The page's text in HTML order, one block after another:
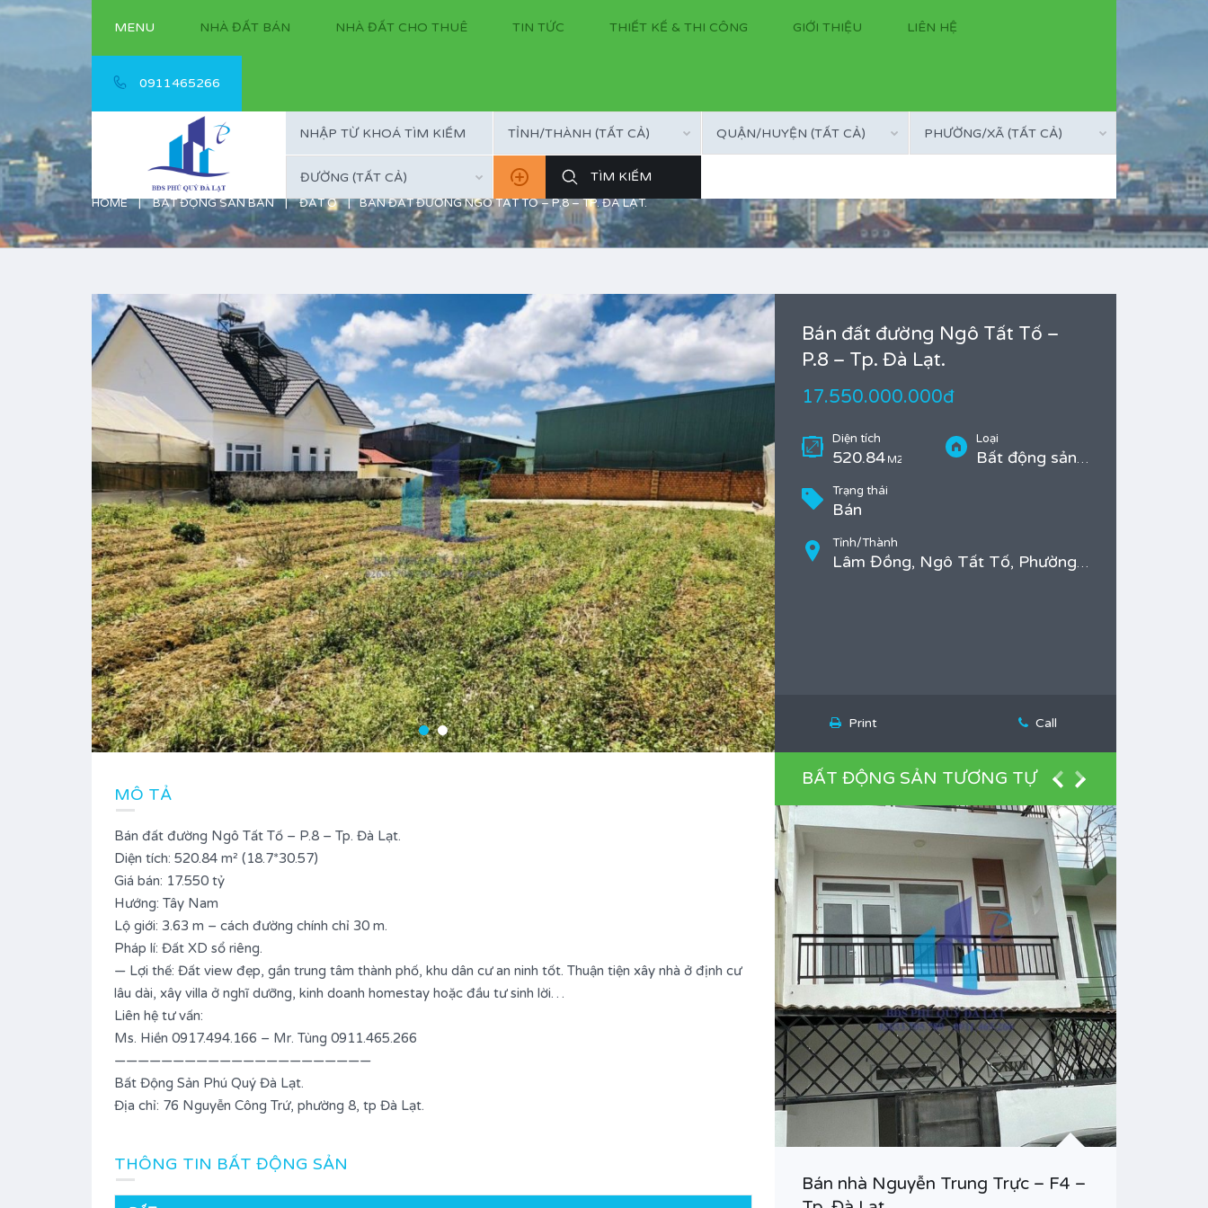
MENU NHÀ ĐẤT BÁN NHÀ ĐẤT CHO THUÊ TIN TỨC THIẾT KẾ & THI CÔNG GIỚI THIỆU LIÊN HỆ
0911465266
TỈNH/THÀNH (TẤT CẢ) QUẬN/HUYỆN (TẤT CẢ) PHƯỜNG/XÃ (TẤT CẢ)
ĐƯỜNG (TẤT CẢ)
HOME BẤT ĐỘNG SẢN BÁN ĐẤT Ở BÁN ĐẤT ĐƯỜNG NGÔ TẤT TỐ – P.8 – TP. ĐÀ LẠT.
Bán đất đường Ngô Tất Tố –
P.8 – Tp. Đà Lạt.
17.550.000.000đ
Diện tích
520.84 M2
Loại
Bất động sản Bán, Đất ở
Trạng thái
Bán
Tỉnh/Thành
Lâm Đồng, Ngô Tất Tố, Phường 8, TP. Đà Lạt
Print Call
MÔ TẢ
Bán đất đường Ngô Tất Tố – P.8 – Tp. Đà Lạt.
Diện tích: 520.84 m² (18.7*30.57)
Giá bán: 17.550 tỷ
Hướng: Tây Nam
Lộ giới: 3.63 m – cách đường chính chỉ 30 m.
Pháp lí: Đất XD sổ riêng.
— Lợi thế: Đất view đẹp, gần trung tâm thành phố, khu dân cư an ninh tốt. Thuận tiện xây nhà ở định cư
lâu dài, xây villa ở nghĩ dưỡng, kinh doanh homestay hoặc đầu tư sinh lời…
Liên hệ tư vấn:
Ms. Hiền 0917.494.166 – Mr. Tùng 0911.465.266
——————————————————————
Bất Động Sản Phú Quý Đà Lạt.
Địa chỉ: 76 Nguyễn Công Trứ, phường 8, tp Đà Lạt.
THÔNG TIN BẤT ĐỘNG SẢN
BẤT ĐỘNG SẢN TƯƠNG TỰ
Bán nhà đường Nguyễn Công Trứ –
Bán nhà Nguyễn Trung Trực – F4 –